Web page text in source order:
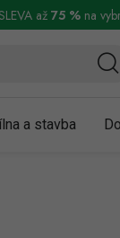
osobních údajů
až 75 %na
a stavba